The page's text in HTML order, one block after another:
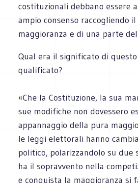
costituzionali debbano essere
ampio consenso raccogliendo
maggioranza e di una parte
Qual era il significato di questo
qualificato?
«Che la Costituzione, la sua
sue modifiche non dovessero
appannaggio della pura
le leggi elettorali hanno
politico, polarizzandolo su due
ha il sopravvento nella
e conquista la maggioranza si